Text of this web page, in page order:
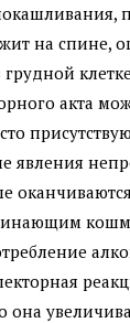
на спине,
акта
явления
она